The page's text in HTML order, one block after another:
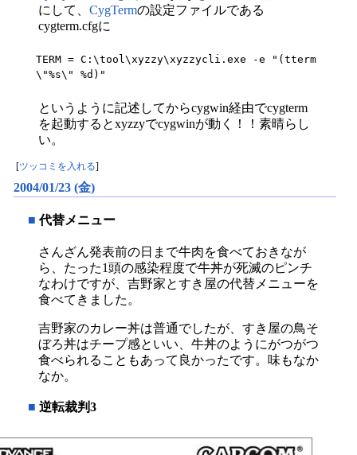
にして、 CygTermの設定ファイルである
cygterm.cfgに
TERM = C:\tool\xyzzy\xyzzycli.exe -e "(tterm
\"%s\" %d)"
というように記述してからcygwin経由でcygterm
を起動するとxyzzyでcygwinが動く！！素晴らし
い。
[ツッコミを入れる]
2004/01/23 (金)
■ 代替メニュー
さんざん発表前の日まで牛肉を食べておきなが
ら、たった1頭の感染程度で牛丼が死滅のピンチ
なわけですが、吉野家とすき屋の代替メニューを
食べてきました。
吉野家のカレー丼は普通でしたが、すき屋の鳥そ
ぼろ丼はチープ感といい、牛丼のようにがつがつ
食べられることもあって良かったです。味もなか
なか。
■ 逆転裁判3